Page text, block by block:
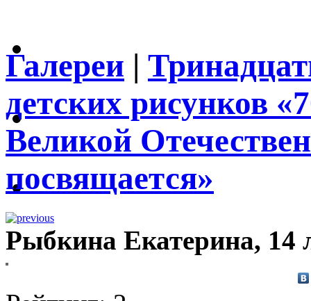
Галереи |
детских рисунков
Великой
посвящается»
Рыбкина Екатерина, 14